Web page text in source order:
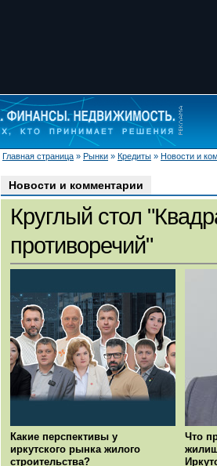
Главная страница » Рынки » Кредиты » Новости и
Новости и комментарии
Круглый стол
противоречий"
Какие перспективы у
иркутского рынка жилого
строительства?
Что